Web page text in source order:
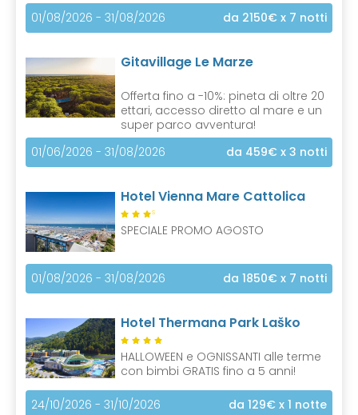
01/08/2026 - 31/08/2026
da 2150€ x 7 notti
Gitavillage Le Marze
Offerta fino a -10%: pineta di oltre 20
ettari, accesso diretto al mare e un
super parco avventura!
01/06/2026 - 31/08/2026
da 459€ x 3 notti
Hotel Vienna Mare Cattolica
S
SPECIALE PROMO AGOSTO
01/08/2026 - 31/08/2026 da 1850€ x 7 notti
Hotel Thermana Park Laško
HALLOWEEN e OGNISSANTI alle terme
con bimbi GRATIS fino a 5 anni!
24/10/2026 - 31/10/2026 da 129€ x 1 notte